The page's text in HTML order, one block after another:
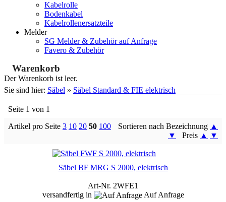
Kabelrolle
Bodenkabel
Kabelrollenersatzteile
Melder
SG Melder & Zubehör auf Anfrage
Favero & Zubehör
Warenkorb
Der Warenkorb ist leer.
Sie sind hier: Säbel » Säbel Standard & FIE elektrisch
Seite 1 von 1
Artikel pro Seite 3 10 20 50 100 Sortieren nach Bezeichnung ▲
▼
Preis ▲ ▼
Säbel BF MRG S 2000, elektrisch
Art-Nr. 2WFE1
versandfertig in
Auf Anfrage